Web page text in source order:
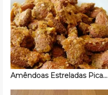
Amêndoas Estreladas Picantes